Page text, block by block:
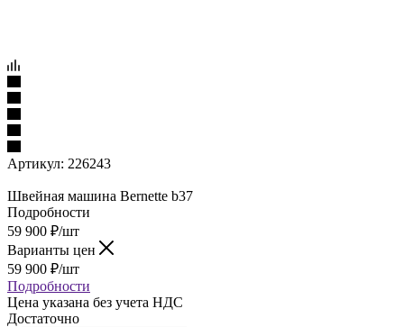
Артикул: 226243
Швейная машина Bernette b37
Подробности
59 900 ₽/шт
Варианты цен
59 900 ₽/шт
Подробности
Цена указана без учета НДС
Достаточно